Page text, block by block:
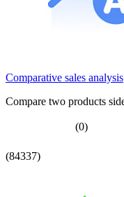
Comparative sales analysis
Compare two products
(0)
(84337)